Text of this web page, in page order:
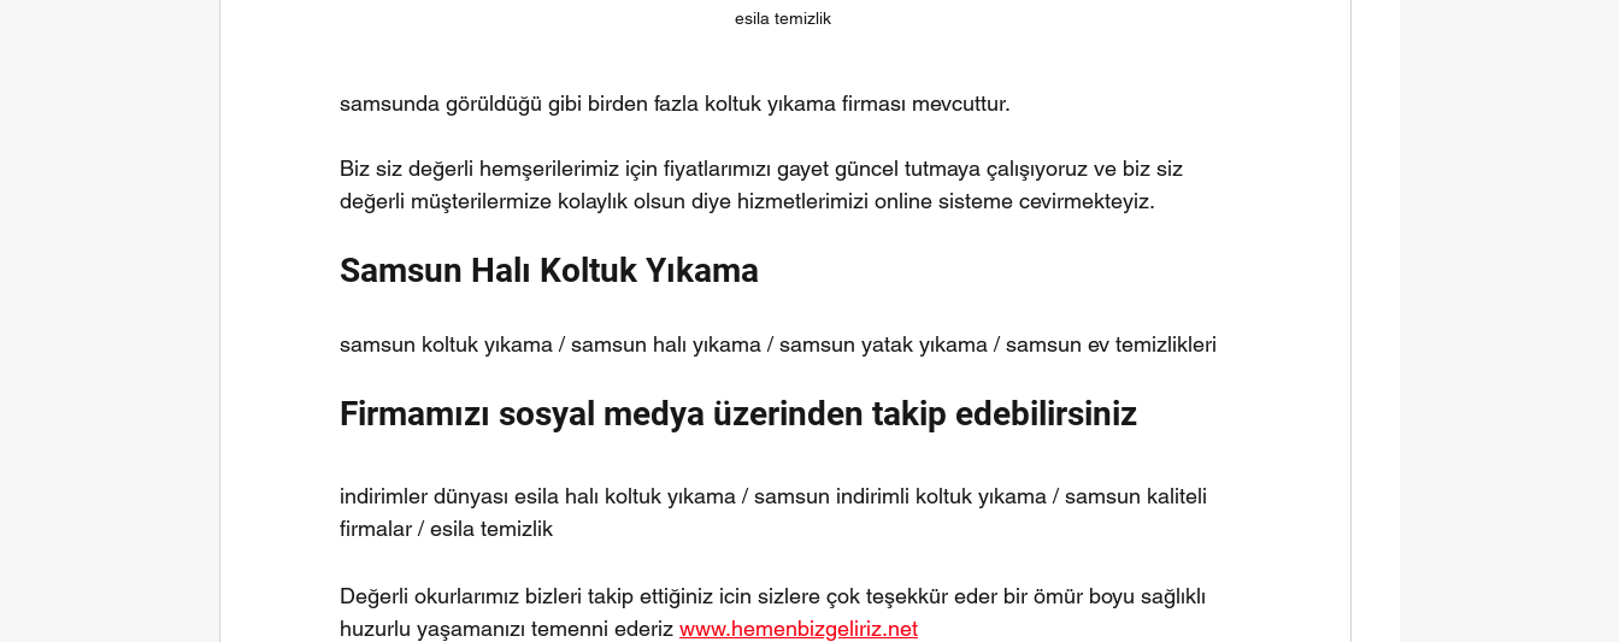
esila temizlik
samsunda görüldüğü gibi birden fazla koltuk yıkama firması mevcuttur.
Biz siz değerli hemşerilerimiz için fiyatlarımızı gayet güncel tutmaya çalışıyoruz ve biz siz
değerli müşterilermize kolaylık olsun diye hizmetlerimizi online sisteme cevirmekteyiz.
Samsun Halı Koltuk Yıkama
samsun koltuk yıkama / samsun halı yıkama / samsun yatak yıkama / samsun ev temizlikleri
Firmamızı sosyal medya üzerinden takip edebilirsiniz
indirimler dünyası esila halı koltuk yıkama / samsun indirimli koltuk yıkama / samsun kaliteli
firmalar / esila temizlik
Değerli okurlarımız bizleri takip ettiğiniz icin sizlere çok teşekkür eder bir ömür boyu sağlıklı
huzurlu yaşamanızı temenni ederiz www.hemenbizgeliriz.net